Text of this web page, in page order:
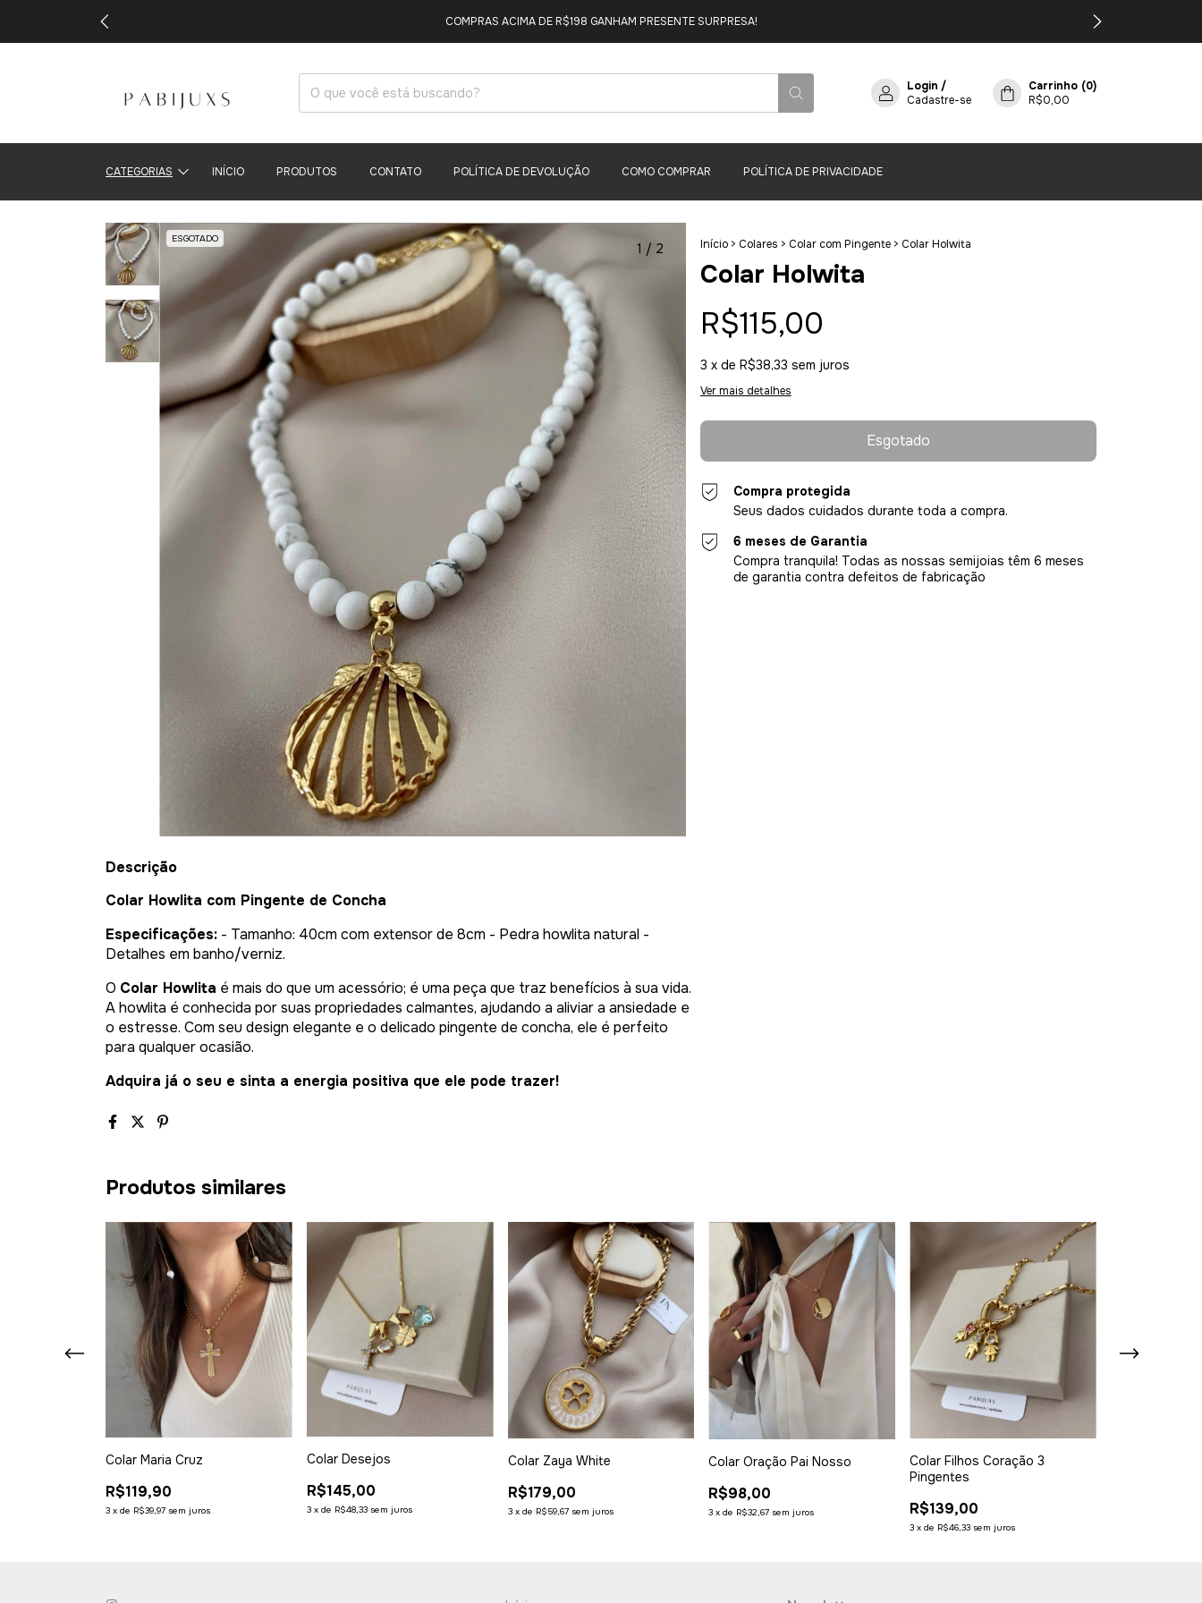
COMPRAS ACIMA DE R$198 GANHAM PRESENTE SURPRESA!
Login /
Cadastre-se
Carrinho (0)
R$0,00
CATEGORIAS INÍCIO PRODUTOS CONTATO POLÍTICA DE DEVOLUÇÃO COMO COMPRAR POLÍTICA DE PRIVACIDADE
ESGOTADO
1 / 2 Início > Colares > Colar com Pingente > Colar Holwita
Colar Holwita
R$115,00
3 x de R$38,33 sem juros
Ver mais detalhes
Compra protegida
Seus dados cuidados durante toda a compra.
6 meses de Garantia
Compra tranquila! Todas as nossas semijoias têm 6 meses
de garantia contra defeitos de fabricação
Descrição
Colar Howlita com Pingente de Concha
Especificações: - Tamanho: 40cm com extensor de 8cm - Pedra howlita natural -
Detalhes em banho/verniz.
O Colar Howlita é mais do que um acessório; é uma peça que traz benefícios à sua vida.
A howlita é conhecida por suas propriedades calmantes, ajudando a aliviar a ansiedade e
o estresse. Com seu design elegante e o delicado pingente de concha, ele é perfeito
para qualquer ocasião.
Adquira já o seu e sinta a energia positiva que ele pode trazer!
Produtos similares
Colar Maria Cruz
R$119,90
3 x de R$39,97 sem juros
Colar Desejos
R$145,00
3 x de R$48,33 sem juros
Colar Zaya White
R$179,00
3 x de R$59,67 sem juros
Colar Oração Pai Nosso
R$98,00
3 xde R$32,67 sem juros
Colar Filhos Coração 3
Pingentes
R$139,00
3 xde R$46,33 sem juros